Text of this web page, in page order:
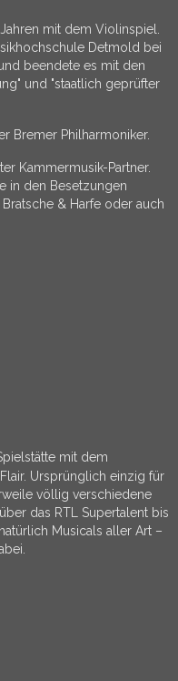
mit dem Violinspiel.
Detmold bei
beendete es mit den
und "staatlich geprüfter
Bremer Philharmoniker.
Kammermusik-Partner.
in den Besetzungen
& Harfe oder auch
mit dem
Ursprünglich einzig für
völlig verschiedene
das RTL Supertalent bis
Musicals aller Art –